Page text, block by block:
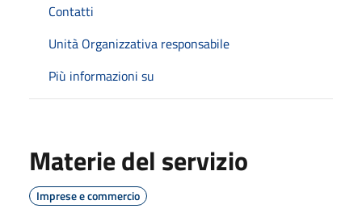
Contatti
Unità Organizzativa responsabile
Più informazioni su
Materie del servizio
Imprese e commercio